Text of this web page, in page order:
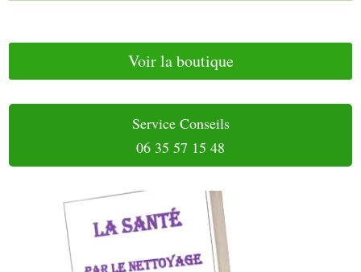
Voir la boutique
Service Conseils
06 35 57 15 48